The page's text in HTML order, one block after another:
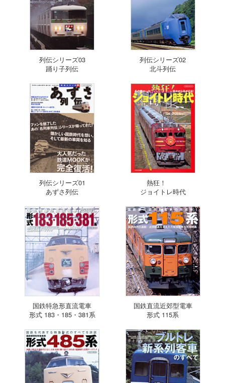
列伝シリーズ03
踊り子列伝
列伝シリーズ02
北斗列伝
列伝シリーズ01
あずさ列伝
熱狂！
ジョイトレ時代
国鉄特急形直流電車
形式 183・185・381系
国鉄直流近郊型電車
形式 115系